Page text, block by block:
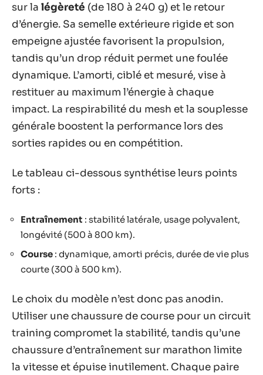
sur la légèreté (de 180 à 240 g) et le retour
d’énergie. Sa semelle extérieure rigide et son
empeigne ajustée favorisent la propulsion,
tandis qu’un drop réduit permet une foulée
dynamique. L’amorti, ciblé et mesuré, vise à
restituer au maximum l’énergie à chaque
impact. La respirabilité du mesh et la souplesse
générale boostent la performance lors des
sorties rapides ou en compétition.
Le tableau ci-dessous synthétise leurs points
forts :
Entraînement : stabilité latérale, usage polyvalent,
longévité (500 à 800 km).
Course : dynamique, amorti précis, durée de vie plus
courte (300 à 500 km).
Le choix du modèle n’est donc pas anodin.
Utiliser une chaussure de course pour un circuit
training compromet la stabilité, tandis qu’une
chaussure d’entraînement sur marathon limite
la vitesse et épuise inutilement. Chaque paire